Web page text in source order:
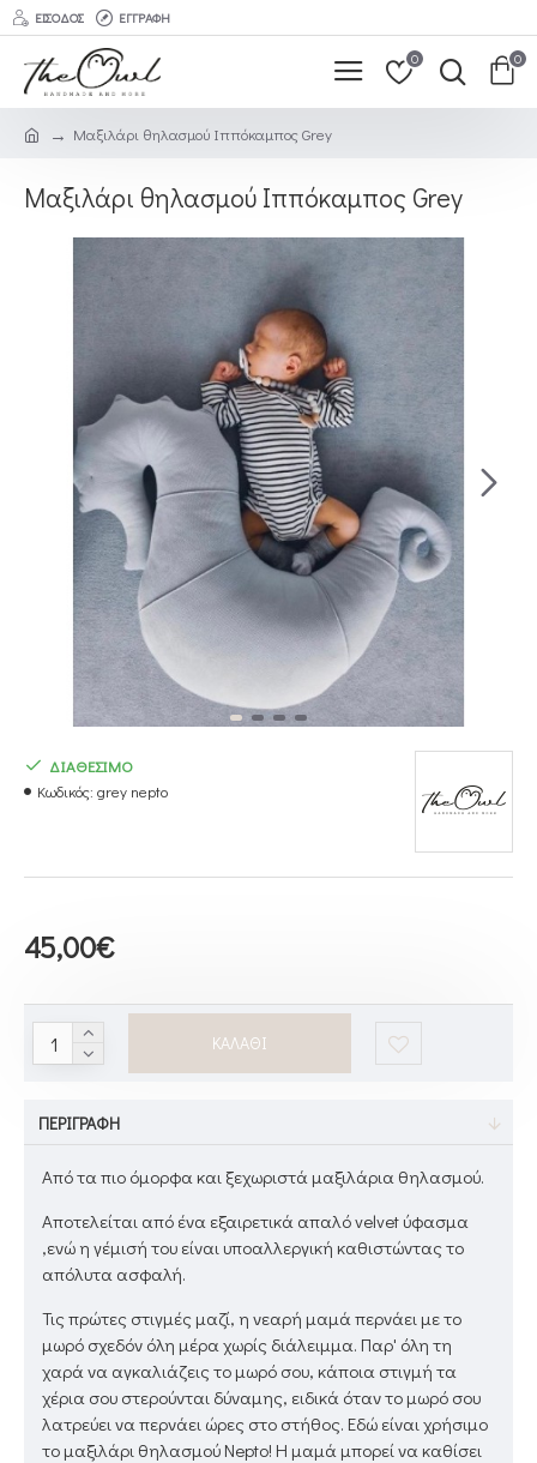
ΕΊΣΟΔΟΣ ΕΓΓΡΑΦΉ
0 0
Μαξιλάρι θηλασμού Ιππόκαμπος Grey
Μαξιλάρι θηλασμού Ιππόκαμπος Grey
45,00€
ΔΙΑΘΕΣΙΜΟ
Κωδικός: grey nepto
ΚΑΛΆΘΙ
ΠΕΡΙΓΡΑΦΉ
Από τα πιο όμορφα και ξεχωριστά μαξιλάρια θηλασμού.
Αποτελείται από ένα εξαιρετικά απαλό velvet ύφασμα
,ενώ η γέμισή του είναι υποαλλεργική καθιστώντας το
απόλυτα ασφαλή.
Τις πρώτες στιγμές μαζί, η νεαρή μαμά περνάει με το
μωρό σχεδόν όλη μέρα χωρίς διάλειμμα. Παρ' όλη τη
χαρά να αγκαλιάζεις το μωρό σου, κάποια στιγμή τα
χέρια σου στερούνται δύναμης, ειδικά όταν το μωρό σου
λατρεύει να περνάει ώρες στο στήθος. Εδώ είναι χρήσιμο
το μαξιλάρι θηλασμού Nepto! Η μαμά μπορεί να καθίσει